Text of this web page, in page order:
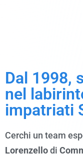
Dal 1998,
nel
impatriati
Cerchi un team
Lorenzellodi